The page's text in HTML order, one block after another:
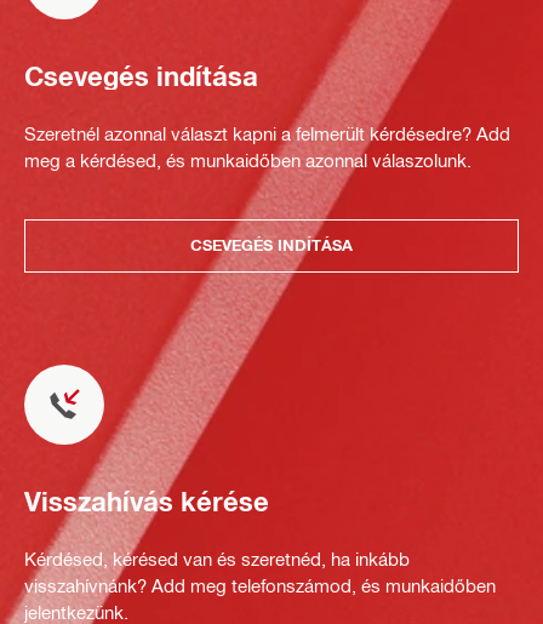
Csevegés indítása
Szeretnél azonnal választ kapni a felmerült kérdésedre? Add
meg a kérdésed, és munkaidőben azonnal válaszolunk.
CSEVEGÉS INDÍTÁSA
Visszahívás kérése
Kérdésed, kérésed van és szeretnéd, ha inkább
visszahívnánk? Add meg telefonszámod, és munkaidőben
jelentkezünk.